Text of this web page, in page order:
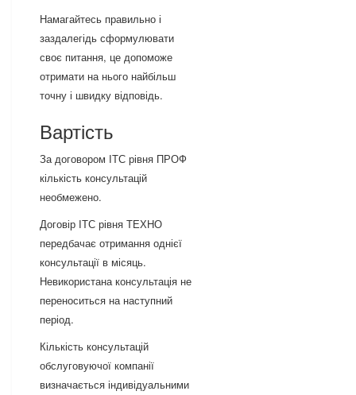
Намагайтесь правильно і
заздалегідь сформулювати
своє питання, це допоможе
отримати на нього найбільш
точну і швидку відповідь.
Вартість
За договором ІТС рівня ПРОФ
кількість консультацій
необмежено.
Договір ІТС рівня ТЕХНО
передбачає отримання однієї
консультації в місяць.
Невикористана консультація не
переноситься на наступний
період.
Кількість консультацій
обслуговуючої компанії
визначається індивідуальними